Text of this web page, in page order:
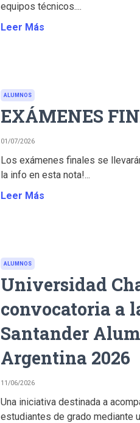
equipos técnicos....
Leer Más
ALUMNOS
EXÁMENES
01/07/2026
Los exámenes finales se
la info en esta nota!...
Leer Más
ALUMNOS
Universidad
convocatoria a
Santander
Argentina 2026
11/06/2026
Una iniciativa destinada a
estudiantes de grado mediante